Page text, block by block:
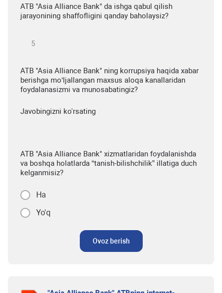
ATB "Asia Alliance Bank" da ishga qabul qilish
jarayonining shaffofligini qanday baholaysiz?
ATB "Asia Alliance Bank" ning korrupsiya haqida xabar
berishga mo‘ljallangan maxsus aloqa kanallaridan
foydalanasizmi va munosabatingiz?
Javobingizni ko'rsating
ATB "Asia Alliance Bank" xizmatlaridan foydalanishda
va boshqa holatlarda “tanish-bilishchilik” illatiga duch
kelganmisiz?
Ha
Yo'q
Ovoz berish